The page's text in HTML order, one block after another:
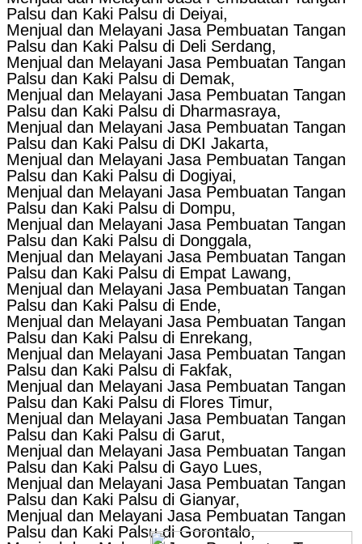
Palsu dan Kaki Palsu di Deiyai,
Menjual dan Melayani Jasa Pembuatan Tangan
Palsu dan Kaki Palsu di Deli Serdang,
Menjual dan Melayani Jasa Pembuatan Tangan
Palsu dan Kaki Palsu di Demak,
Menjual dan Melayani Jasa Pembuatan Tangan
Palsu dan Kaki Palsu di Dharmasraya,
Menjual dan Melayani Jasa Pembuatan Tangan
Palsu dan Kaki Palsu di DKI Jakarta,
Menjual dan Melayani Jasa Pembuatan Tangan
Palsu dan Kaki Palsu di Dogiyai,
Menjual dan Melayani Jasa Pembuatan Tangan
Palsu dan Kaki Palsu di Dompu,
Menjual dan Melayani Jasa Pembuatan Tangan
Palsu dan Kaki Palsu di Donggala,
Menjual dan Melayani Jasa Pembuatan Tangan
Palsu dan Kaki Palsu di Empat Lawang,
Menjual dan Melayani Jasa Pembuatan Tangan
Palsu dan Kaki Palsu di Ende,
Menjual dan Melayani Jasa Pembuatan Tangan
Palsu dan Kaki Palsu di Enrekang,
Menjual dan Melayani Jasa Pembuatan Tangan
Palsu dan Kaki Palsu di Fakfak,
Menjual dan Melayani Jasa Pembuatan Tangan
Palsu dan Kaki Palsu di Flores Timur,
Menjual dan Melayani Jasa Pembuatan Tangan
Palsu dan Kaki Palsu di Garut,
Menjual dan Melayani Jasa Pembuatan Tangan
Palsu dan Kaki Palsu di Gayo Lues,
Menjual dan Melayani Jasa Pembuatan Tangan
Palsu dan Kaki Palsu di Gianyar,
Menjual dan Melayani Jasa Pembuatan Tangan
Palsu dan Kaki Palsu di Gorontalo,